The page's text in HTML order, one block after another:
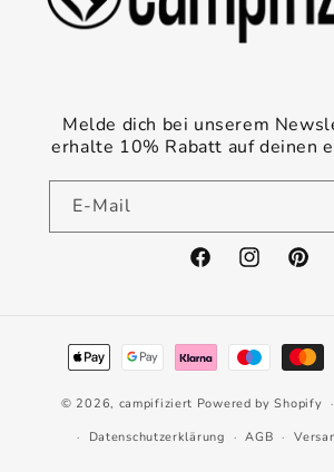
Melde dich bei unserem
erhalte 10% Rabatt auf deinen
E-Mail
FacebookInstagram
Zahlungsmethoden
© 2026, campifiziert Powered by Shopify
Datenschutzerklärung
AGB